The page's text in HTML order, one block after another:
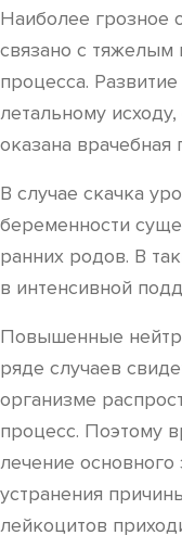
Наиболее грозное
связано с тяжелым
процесса.
летальному
оказана
В случае скачка
беременности
ранних родов. В
в интенсивной
Повышенные
ряде случаев
организме
процесс. Поэтому
лечение
устранения
лейкоцитов